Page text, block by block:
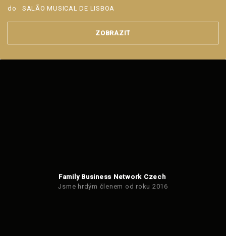
do SALÃO MUSICAL DE LISBOA
ZOBRAZIT
Family Business Network Czech
Jsme hrdým členem od roku 2016